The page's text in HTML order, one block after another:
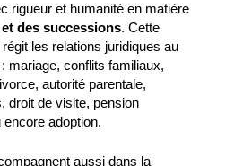
rigueur et humanité en matière
des successions. Cette
les relations juridiques au
mariage, conflits familiaux,
autorité parentale,
droit de visite, pension
adoption.
aussi dans la